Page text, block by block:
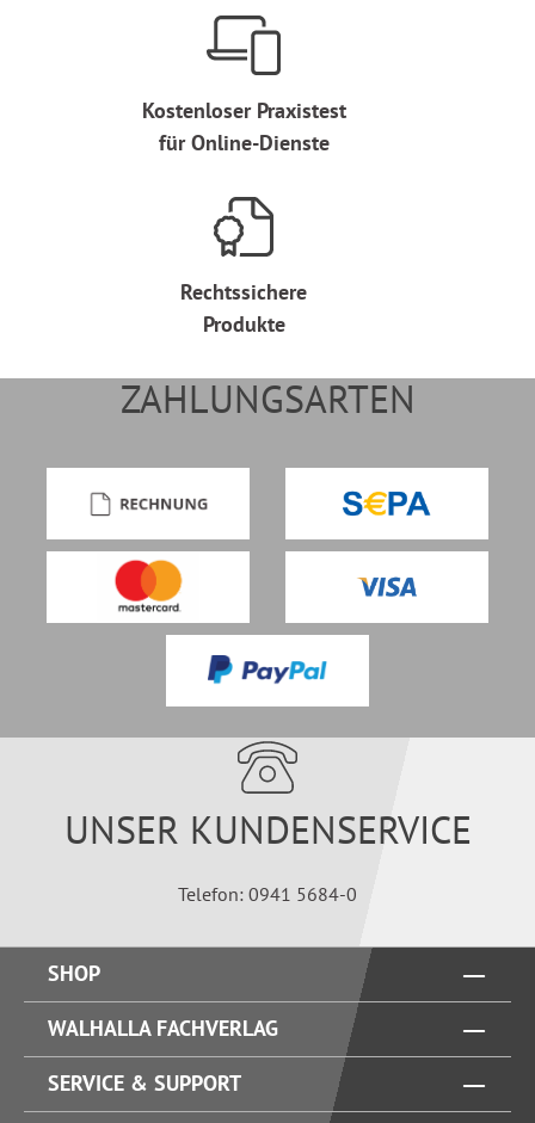
Kostenloser Praxistest
für Online-Dienste
Rechtssichere
Produkte
ZAHLUNGSARTEN
UNSER KUNDENSERVICE
Telefon: 0941 5684-0
SHOP
WALHALLA FACHVERLAG
SERVICE & SUPPORT